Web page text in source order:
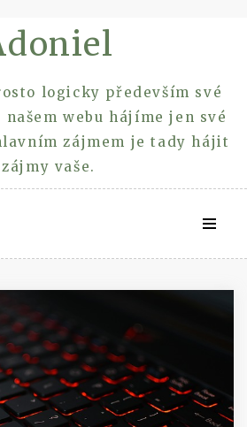
logicky především své
webu hájíme jen své
zájmem je tady hájit
zájmy vaše.